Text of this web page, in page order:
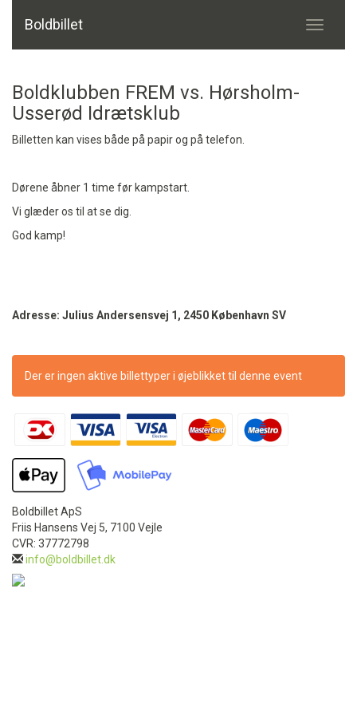
Toggle
Boldbillet
Boldklubben FREM vs. Hørsholm-
Usserød Idrætsklub
Billetten kan vises både på papir og på telefon.
Dørene åbner 1 time før kampstart.
Vi glæder os til at se dig.
God kamp!
Adresse: Julius Andersensvej 1, 2450 København SV
Der er ingen aktive billettyper i øjeblikket til denne event
Boldbillet ApS
Friis Hansens Vej 5, 7100 Vejle
CVR: 37772798
info@boldbillet.dk